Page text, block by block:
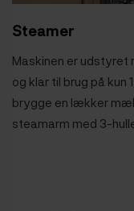
Steamer
Maskinen er udstyret
og klar til brug på kun
brygge en lækker
steamarm med 3-